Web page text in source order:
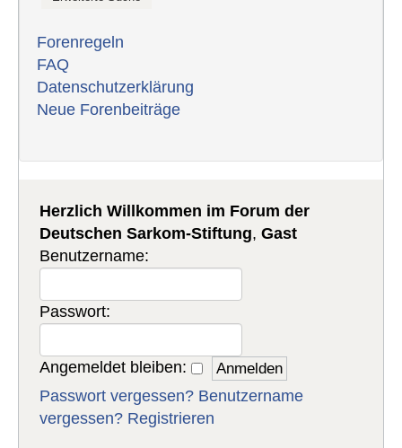
Forenregeln
FAQ
Datenschutzerklärung
Neue Forenbeiträge
Herzlich Willkommen im Forum der
Deutschen Sarkom-Stiftung,Gast
Benutzername:
Passwort:
Angemeldet bleiben:
Passwort vergessen? Benutzername
vergessen? Registrieren